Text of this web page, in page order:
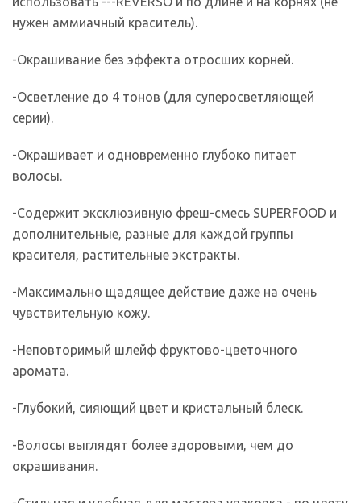
нужен аммиачный краситель).
-Окрашивание без эффекта отросших корней.
-Осветление до 4 тонов (для суперосветляющей
серии).
-Окрашивает и одновременно глубоко питает
волосы.
-Содержит эксклюзивную фреш-смесь SUPERFOOD и
дополнительные, разные для каждой группы
красителя, растительные экстракты.
-Максимально щадящее действие даже на очень
чувствительную кожу.
-Неповторимый шлейф фруктово-цветочного
аромата.
-Глубокий, сияющий цвет и кристальный блеск.
-Волосы выглядят более здоровыми, чем до
окрашивания.